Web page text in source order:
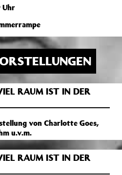
Uhr
RAUM IST IN DER
von Charlotte Goes,
u.v.m.
RAUM IST IN DER